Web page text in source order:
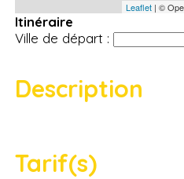
Leaflet| ©
Itinéraire
Ville de départ :
Description
Tarif(s)